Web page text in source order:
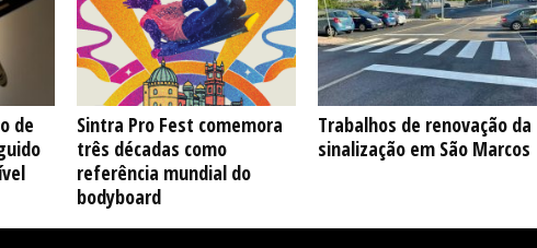
de
Sintra Pro Fest comemora
três décadas como
referência mundial do
bodyboard
Trabalhos de renovação da
sinalização em São Marcos